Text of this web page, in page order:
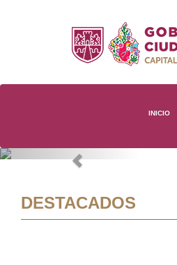
INICIO
Previous
DESTACADOS